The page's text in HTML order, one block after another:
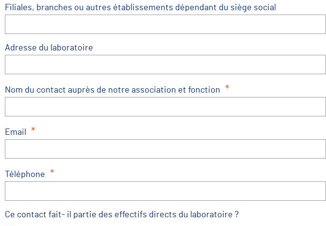
Filiales, branches ou autres établissements dépendant du siège social
Adresse du laboratoire
Nom du contact auprès de notre association et fonction *
Email *
Téléphone *
Ce contact fait- il partie des effectifs directs du laboratoire ?